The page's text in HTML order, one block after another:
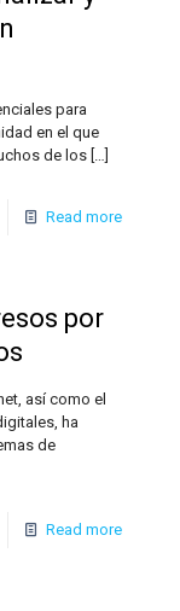
para
en el que
de los […]
Read more
por
así como el
ha
de
Read more